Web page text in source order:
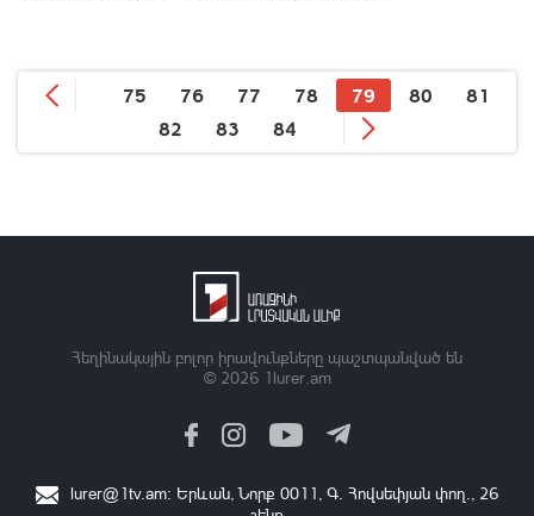
75 76 77 78 79 80
81
82
83 84
Հեղինակային բոլոր իրավունքները պաշտպանված են
© 2026 1lurer.am
lurer@1tv.am։ Երևան, Նորք 0011, Գ․ Հովսեփյան փող., 26